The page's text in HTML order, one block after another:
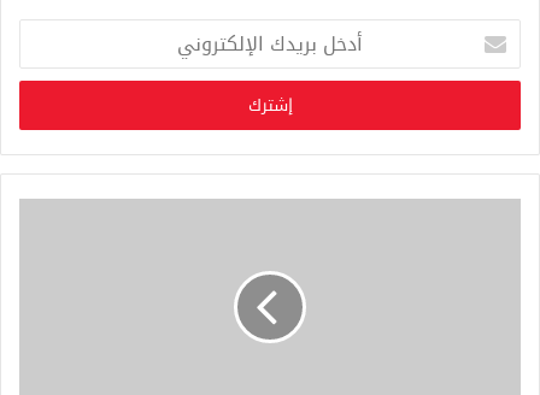
خ
ب
ر
ي